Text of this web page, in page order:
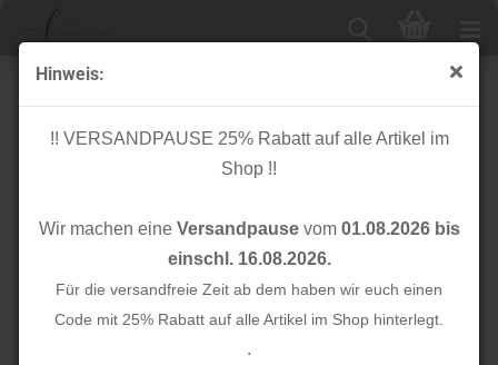
Hinweis:
!! VERSANDPAUSE 25% Rabatt auf alle Artikel im
Shop !!
Wir machen eine Versandpausevom 01.08.2026 bis
einschl. 16.08.2026.
Für die versandfreie Zeit ab dem haben wir euch einen
Code mit 25% Rabatt auf alle Artikel im Shop hinterlegt.
.
Kunstleder Quaste - 40mm - dunkelrot